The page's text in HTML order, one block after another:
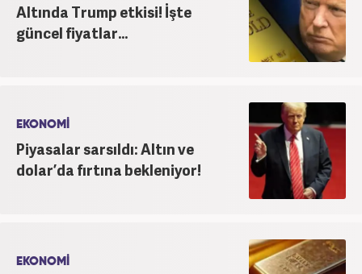
Altında Trump etkisi! İşte
güncel fiyatlar...
EKONOMİ
Piyasalar sarsıldı: Altın ve
dolar’da fırtına bekleniyor!
EKONOMİ